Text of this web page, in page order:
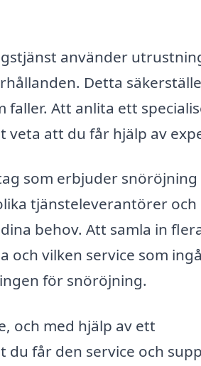
använder
Detta
faller. Att anlita ett
att du får hjälp av
som erbjuder snöröjning
tjänsteleverantörer och
behov. Att samla in
vilken service som
för snöröjning.
och med hjälp av ett
du får den service och